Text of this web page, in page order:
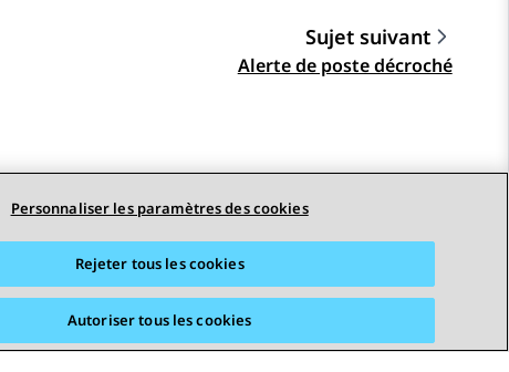
Sujet suivant
Alerte de poste décroché
Personnaliser les paramètres des cookies
Rejeter tous les cookies
Autoriser tous les cookies